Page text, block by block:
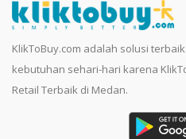
KlikToBuy.com adalah solusi
kebutuhan sehari-hari karena
Retail Terbaik di Medan.